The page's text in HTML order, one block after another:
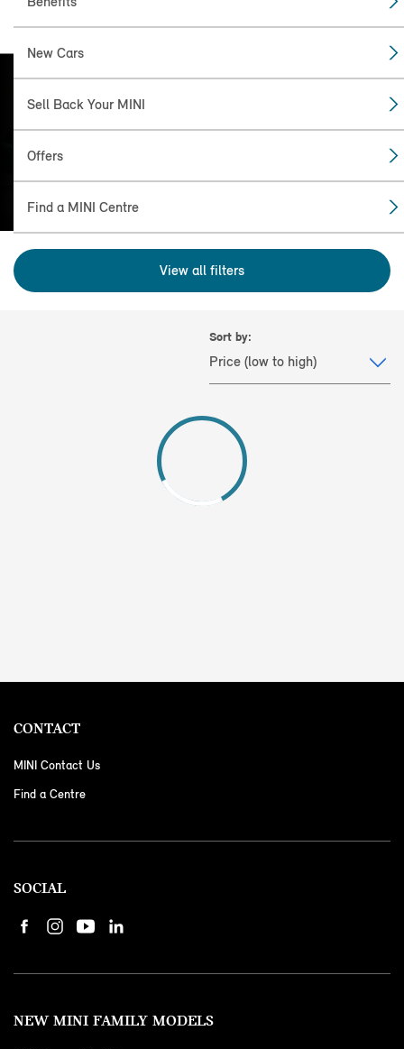
New Cars
Sell Back Your MINI
Offers
Find a MINI Centre
FIND THE
MINI FOR YOU
View all filters
Sort by:
CONTACT
MINI Contact Us
Find a Centre
SOCIAL
NEW MINI FAMILY MODELS